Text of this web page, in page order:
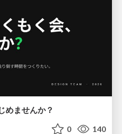
めませんか？
0 140